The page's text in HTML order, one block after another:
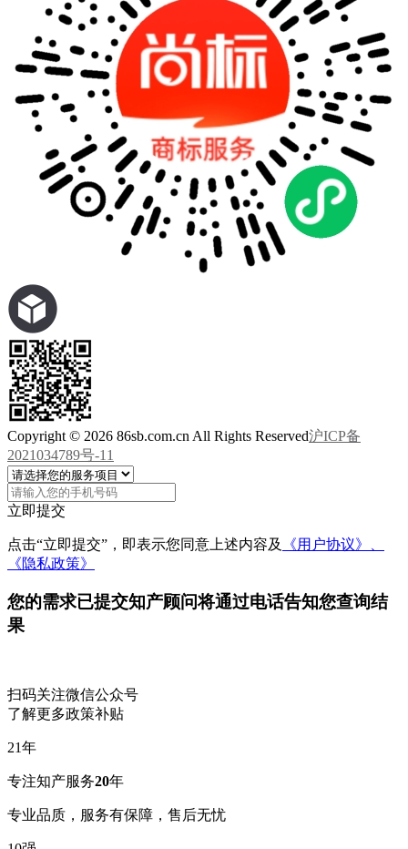
Copyright © 2026 86sb.com.cn All Rights Reserved沪ICP备
2021034789号-11
立即提交
点击“立即提交”，即表示您同意上述内容及
《用户协议》、
《隐私政策》
您的需求已提交知产顾问将通过电话告知您查询结
果
扫码关注微信公众号
了解更多政策补贴
21年
专注知产服务20年
专业品质，服务有保障，售后无忧